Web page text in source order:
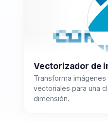
Vectorizador de
Transforma
vectoriales para una
dimensión.